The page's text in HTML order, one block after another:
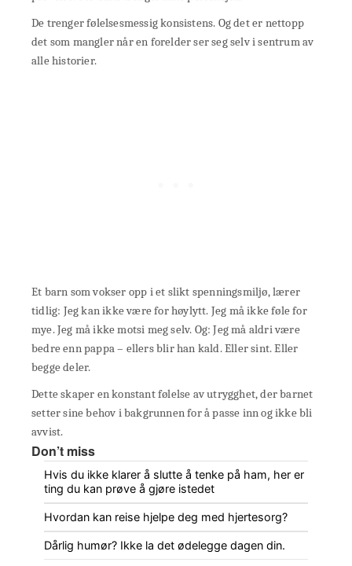
De trenger følelsesmessig konsistens. Og det er nettopp
det som mangler når en forelder ser seg selv i sentrum av
alle historier.
Et barn som vokser opp i et slikt spenningsmiljø, lærer
tidlig: Jeg kan ikke være for høylytt. Jeg må ikke føle for
mye. Jeg må ikke motsi meg selv. Og: Jeg må aldri være
bedre enn pappa – ellers blir han kald. Eller sint. Eller
begge deler.
Dette skaper en konstant følelse av utrygghet, der barnet
setter sine behov i bakgrunnen for å passe inn og ikke bli
avvist.
Don’t miss
Hvis du ikke klarer å slutte å tenke på ham, her er
ting du kan prøve å gjøre istedet
Hvordan kan reise hjelpe deg med hjertesorg?
Dårlig humør? Ikke la det ødelegge dagen din.